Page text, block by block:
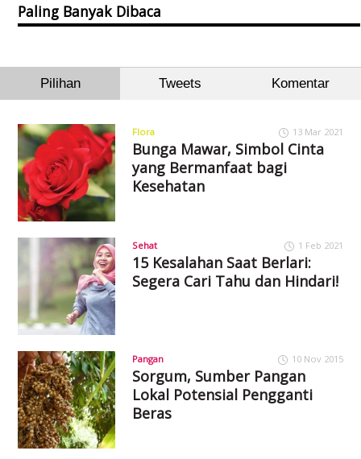
Paling Banyak Dibaca
Pilihan Tweets Komentar
Flora 13 Mar 2021
Bunga Mawar, Simbol Cinta
yang Bermanfaat bagi
Kesehatan
Sehat 1 Feb 2021
15 Kesalahan Saat Berlari:
Segera Cari Tahu dan Hindari!
Pangan 10 Nov 2015
Sorgum, Sumber Pangan
Lokal Potensial Pengganti
Beras